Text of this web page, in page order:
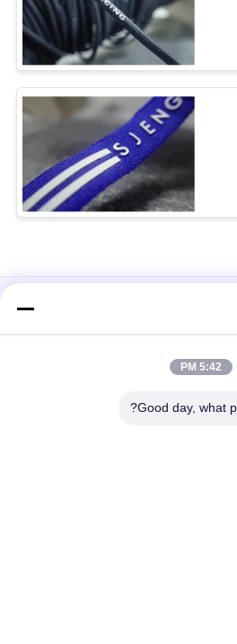
غير مرنة الحبل شقة النايلون الحبل أوم / أودم
5:42 PM
Good day, what